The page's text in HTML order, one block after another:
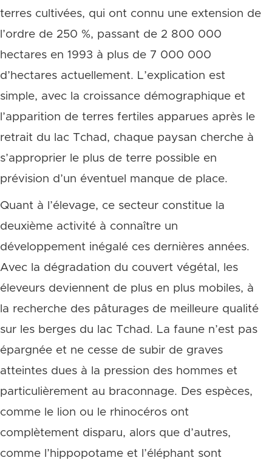
terres cultivées, qui ont connu une extension de
l’ordre de 250 %, passant de 2 800 000
hectares en 1993 à plus de 7 000 000
d’hectares actuellement. L’explication est
simple, avec la croissance démographique et
l’apparition de terres fertiles apparues après le
retrait du lac Tchad, chaque paysan cherche à
s’approprier le plus de terre possible en
prévision d’un éventuel manque de place.
Quant à l’élevage, ce secteur constitue la
deuxième activité à connaître un
développement inégalé ces dernières années.
Avec la dégradation du couvert végétal, les
éleveurs deviennent de plus en plus mobiles, à
la recherche des pâturages de meilleure qualité
sur les berges du lac Tchad. La faune n’est pas
épargnée et ne cesse de subir de graves
atteintes dues à la pression des hommes et
particulièrement au braconnage. Des espèces,
comme le lion ou le rhinocéros ont
complètement disparu, alors que d’autres,
comme l’hippopotame et l’éléphant sont